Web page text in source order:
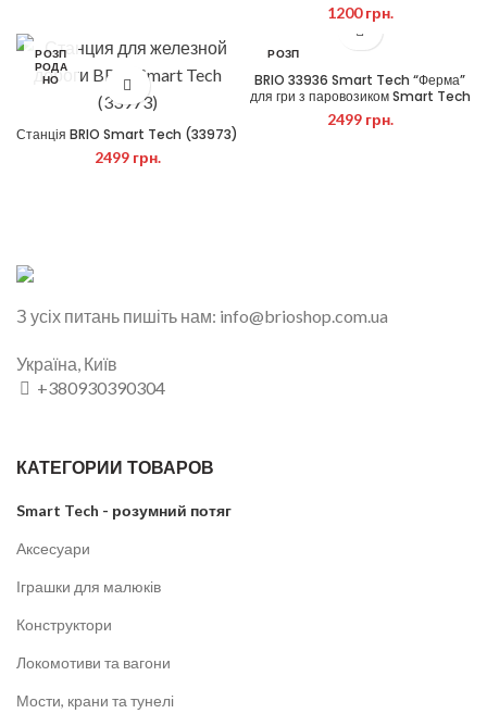
1200грн.
РОЗП
РОДА
НО
Станція BRIO Smart Tech (33973)
2499 грн.
РОЗП
НО
BRIO 33936 Smart Tech “Ферма”
для гри з паровозиком Smart Tech
2499 грн.
З усіх питань пишіть нам: info@brioshop.com.ua
Україна, Київ
+380930390304
КАТЕГОРИИ ТОВАРОВ
Smart Tech - розумний потяг
Аксесуари
Іграшки для малюків
Конструктори
Локомотиви та вагони
Мости, крани та тунелі